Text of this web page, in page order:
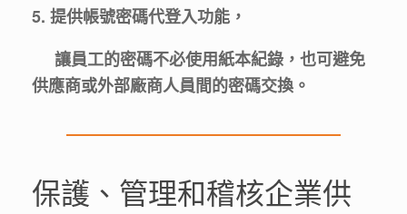
5. 提供帳號密碼代登入功能，
讓員工的密碼不必使用紙本紀錄，也可避免
供應商或外部廠商人員間的密碼交換。
保護、管理和稽核企業供